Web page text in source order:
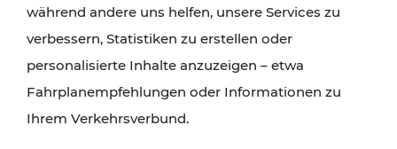
Angeboten des VOR gut und schnell erreichbar.
während andere uns helfen, unsere Services zu
verbessern, Statistiken zu erstellen oder
personalisierte Inhalte anzuzeigen – etwa
Fahrplanempfehlungen oder Informationen zu
Ihrem Verkehrsverbund.